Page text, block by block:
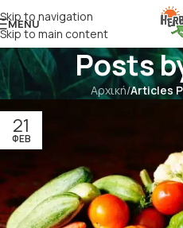
Skip to navigation
Skip to main content
MENU
Posts
Αρχική/Articles
21
ΦΕΒ